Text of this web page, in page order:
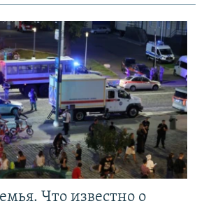
Что известно о